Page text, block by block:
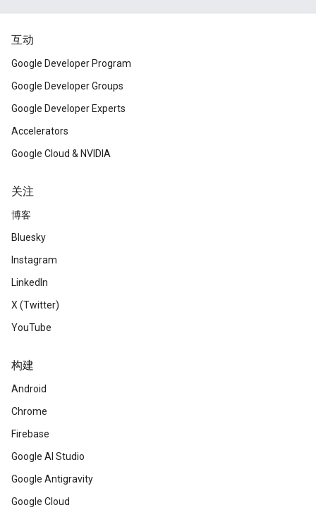
互动
Google Developer Program
Google Developer Groups
Google Developer Experts
Accelerators
Google Cloud & NVIDIA
关注
博客
Bluesky
Instagram
LinkedIn
X (Twitter)
YouTube
构建
Android
Chrome
Firebase
Google AI Studio
Google Antigravity
Google Cloud